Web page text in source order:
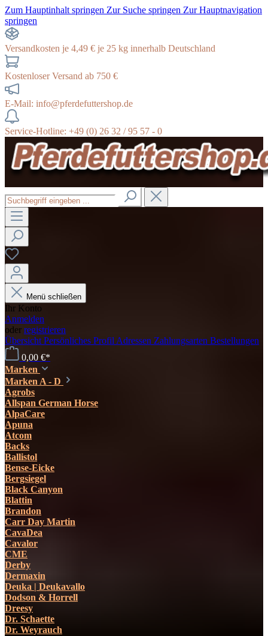
Zum Hauptinhalt springen Zur Suche springen Zur Hauptnavigation
springen
Versandkosten je 4,49 € je 25 kg innerhalb Deutschland
Kostenloser Versand ab 750 €
E-Mail: info@pferdefuttershop.de
Service-Hotline: +49 (0) 26 32 / 95 57 - 0
Menü schließen
Ihr Konto
Anmelden
oder registrieren
Übersicht Persönliches Profil Adressen Zahlungsarten Bestellungen
0,00 €*
Marken
Marken A - D
Agrobs
Allspan German Horse
AlpaCare
Apuna
Atcom
Backs
Ballistol
Bense-Eicke
Bergsiegel
Black Canyon
Blattin
Brandon
Carr Day Martin
CavaDea
Cavalor
CME
Derby
Dermaxin
Deuka | Deukavallo
Dodson & Horrell
Dreesy
Dr. Schaette
Dr. Weyrauch